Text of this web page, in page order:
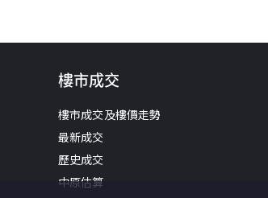
樓市成交
樓市成交及樓價走勢
最新成交
歷史成交
中原估算